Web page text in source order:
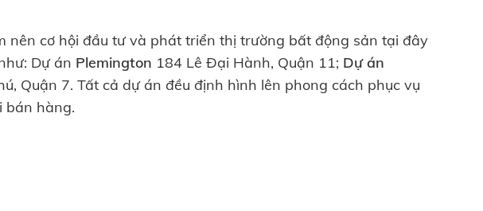
nên cơ hội đầu tư và phát triển thị trường bất động sản tại đây
Dự án Plemington 184 Lê Đại Hành, Quận 11; Dự án
Quận 7. Tất cả dự án đều định hình lên phong cách phục vụ
bán hàng.